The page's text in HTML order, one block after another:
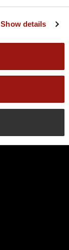
Show details